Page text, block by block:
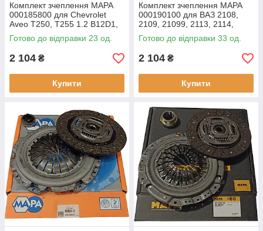
Комплект зчеплення MAPA
000185800 для Chevrolet
Aveo T250, T255 1.2 B12D1,
LMU, 08-, Daewoo Matiz 1.0
B10S, 03-, Spark M200, M250,
Готово до відправки 23 од.
2 104 ₴
Купити
Комплект зчеплення MAPA
000190100 для ВАЗ 2108,
2109, 21099, 2113, 2114,
2115, профіль маточини:
20.1x23, число зубців: 20, Ø
Готово до відправки 33 од.
2 104 ₴
Купити